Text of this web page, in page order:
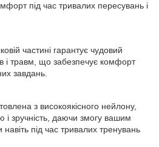
під час тривалих пересувань і
частині гарантує чудовий
і травм, що забезпечує комфорт
завдань.
з високоякісного нейлону,
і зручність, даючи змогу вашим
під час тривалих тренувань